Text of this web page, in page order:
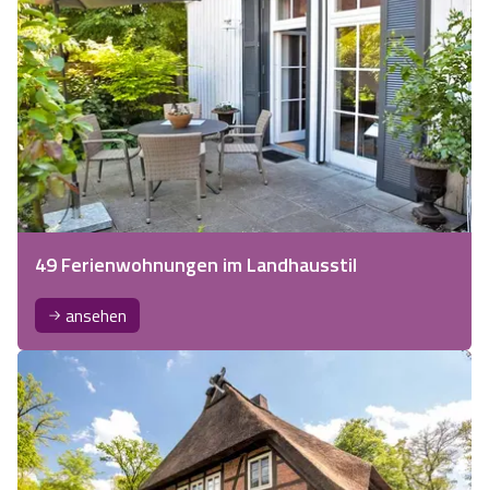
49 Ferienwohnungen im Landhausstil
ansehen